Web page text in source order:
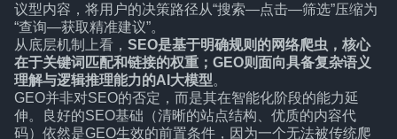
议型内容，将用户的决策路径从“搜索—点击—筛选”压缩为
“查询—获取精准建议”。
从底层机制上看， SEO是基于明确规则的网络爬虫，核心
在于关键词匹配和链接的权重；GEO则面向具备复杂语义
理解与逻辑推理能力的AI大模型。
GEO并非对SEO的否定，而是其在智能化阶段的能力延
伸。良好的SEO基础（清晰的站点结构、优质的内容代
码）依然是GEO生效的前置条件，因为一个无法被传统爬